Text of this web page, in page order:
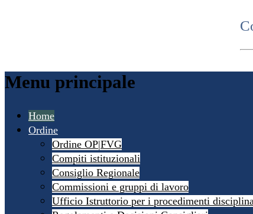
Menu principale
Home
Ordine
Ordine OP|FVG
Compiti istituzionali
Consiglio Regionale
Commissioni e gruppi di lavoro
Ufficio Istruttorio per i procedimenti